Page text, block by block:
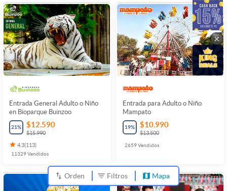
Entrada General Adulto o Niño
en Bioparque Buinzoo
21% $12.590
$15.990
4.3(113)
11329Vendidos
Entrada para Adulto o Niño
Mampato
19% $10.990
$13.500
2659Vendidos
Orden Filtros Mapa
×